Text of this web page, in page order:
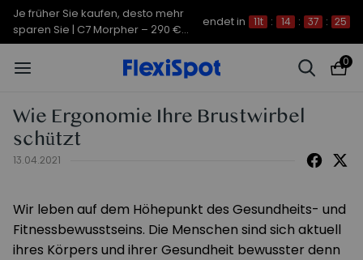
Je früher Sie kaufen, desto mehr
sparen Sie | C7 Morpher – 290 €
Rabatt
endet in 11t : 14 : 37 : 24
0
Wie Ergonomie Ihre Brustwirbel
schützt
13.04.2021
Wir leben auf dem Höhepunkt des Gesundheits- und
Fitnessbewusstseins. Die Menschen sind sich aktuell
ihres Körpers und ihrer Gesundheit bewusster denn